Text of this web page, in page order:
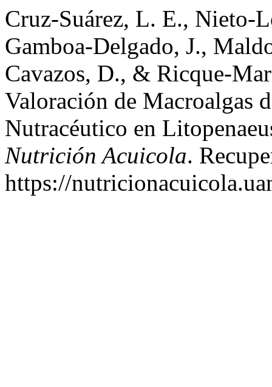
Cruz-Suárez, L. E., Nieto-
Gamboa-Delgado, J.,
Cavazos, D., & Ricque-
Valoración de Macroalgas
Nutracéutico en
Nutrición Acuicola.
https://